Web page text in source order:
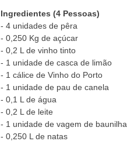
Ingredientes (4 Pessoas)
- 4 unidades de pêra
- 0,250 Kg de açúcar
- 0,2 L de vinho tinto
- 1 unidade de casca de limão
- 1 cálice de Vinho do Porto
- 1 unidade de pau de canela
- 0,1 L de água
- 0,2 L de leite
- 1 unidade de vagem de baunilha
- 0,250 L de natas